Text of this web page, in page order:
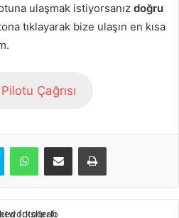
ulaşmak istiyorsanız doğru
tıklayarak bize ulaşın en kısa
Çağrısı
Skype WhatsAppE-Posta ile paylaş Yazdır